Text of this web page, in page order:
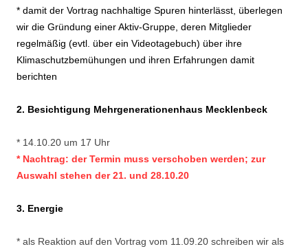
* damit der Vortrag nachhaltige Spuren hinterlässt, überlegen
wir die Gründung einer Aktiv-Gruppe, deren Mitglieder
regelmäßig (evtl. über ein Videotagebuch) über ihre
Klimaschutzbemühungen und ihren Erfahrungen damit
berichten
2. Besichtigung Mehrgenerationenhaus Mecklenbeck
* 14.10.20 um 17 Uhr
* Nachtrag: der Termin muss verschoben werden; zur
Auswahl stehen der 21. und 28.10.20
3. Energie
* als Reaktion auf den Vortrag vom 11.09.20 schreiben wir als